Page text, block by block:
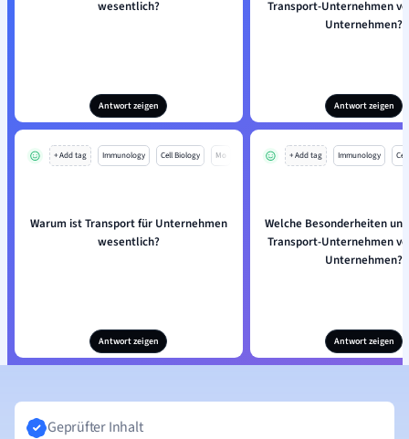
wesentlich?
Antwort zeigen
Transport-Unternehmen
Unternehmen?
Antwort zeigen
+ Add tag Immunology Cell Biology Mo
Warum ist Transport für Unternehmen
wesentlich?
Antwort zeigen
+ Add tag Immunology
Welche Besonderheiten
Transport-Unternehmen
Unternehmen?
Antwort zeigen
Geprüfter Inhalt